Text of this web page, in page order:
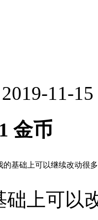
2019-11-
金币
基础上可以继续改动很
础上可以